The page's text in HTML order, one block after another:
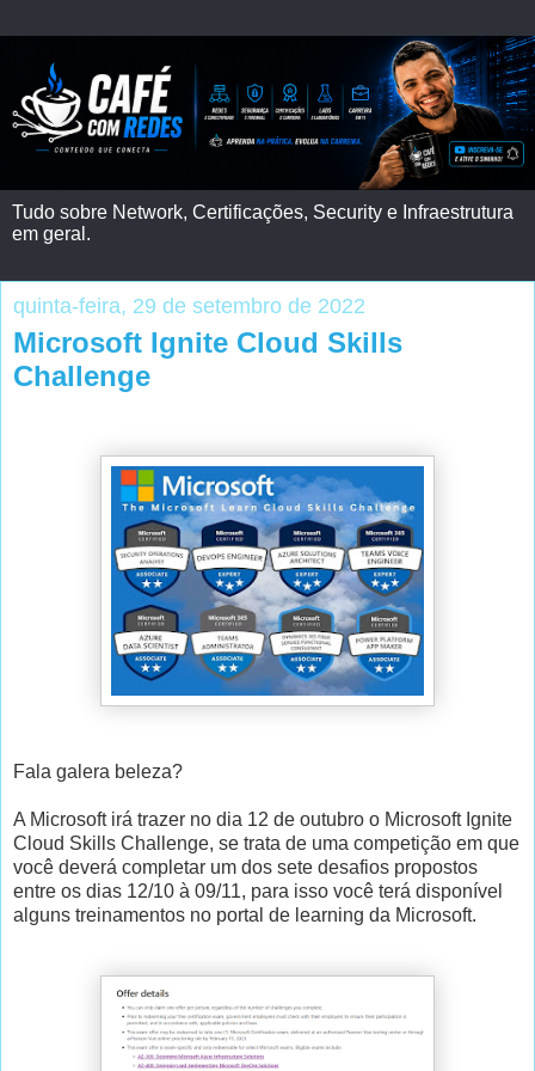
Tudo sobre Network, Certificações, Security e Infraestrutura
em geral.
quinta-feira, 29 de setembro de 2022
Microsoft Ignite Cloud Skills
Challenge
Fala galera beleza?
A Microsoft irá trazer no dia 12 de outubro o Microsoft Ignite
Cloud Skills Challenge, se trata de uma competição em que
você deverá completar um dos sete desafios propostos
entre os dias 12/10 à 09/11, para isso você terá disponível
alguns treinamentos no portal de learning da Microsoft.